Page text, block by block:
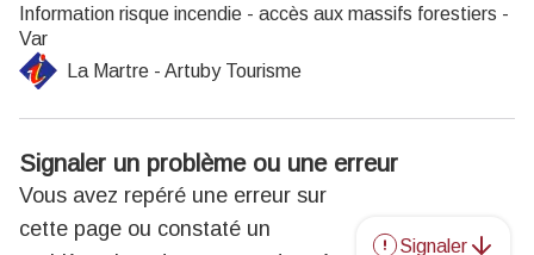
Information risque incendie - accès aux massifs forestiers -
Var
La Martre - Artuby Tourisme
Signaler un problème ou une erreur
Vous avez repéré une erreur sur
cette page ou constaté un
Signaler